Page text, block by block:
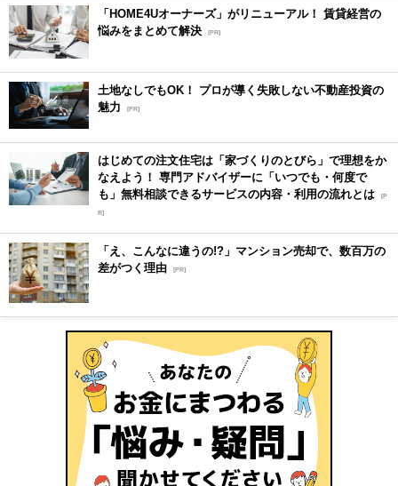
「HOME4Uオーナーズ」がリニューアル！ 賃貸経営の
悩みをまとめて解決 [PR]
土地なしでもOK！ プロが導く失敗しない不動産投資の
魅力
[PR]
はじめての注文住宅は「家づくりのとびら」で理想をか
なえよう！ 専門アドバイザーに「いつでも・何度で
も」無料相談できるサービスの内容・利用の流れとは [P
R]
「え、こんなに違うの!?」マンション売却で、数百万の
差がつく理由 [PR]